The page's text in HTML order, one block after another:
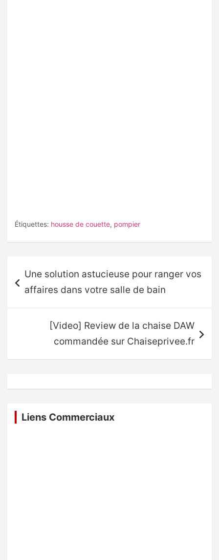
Étiquettes: housse de couette, pompier
de
l’article
Une solution astucieuse pour ranger vos
affaires dans votre salle de bain
[Video] Review de la chaise DAW
commandée sur Chaiseprivee.fr
Liens Commerciaux